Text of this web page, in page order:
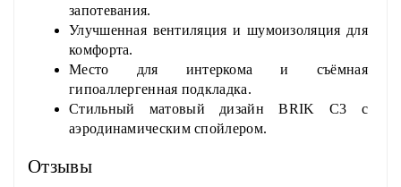
запотевания.
Улучшенная вентиляция и шумоизоляция для
комфорта.
Место для интеркома и съёмная
гипоаллергенная подкладка.
Стильный матовый дизайн BRIK C3 с
аэродинамическим спойлером.
Отзывы